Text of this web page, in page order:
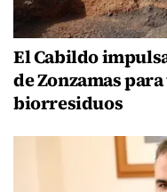
El Cabildo
de Zonzamas
biorresiduos